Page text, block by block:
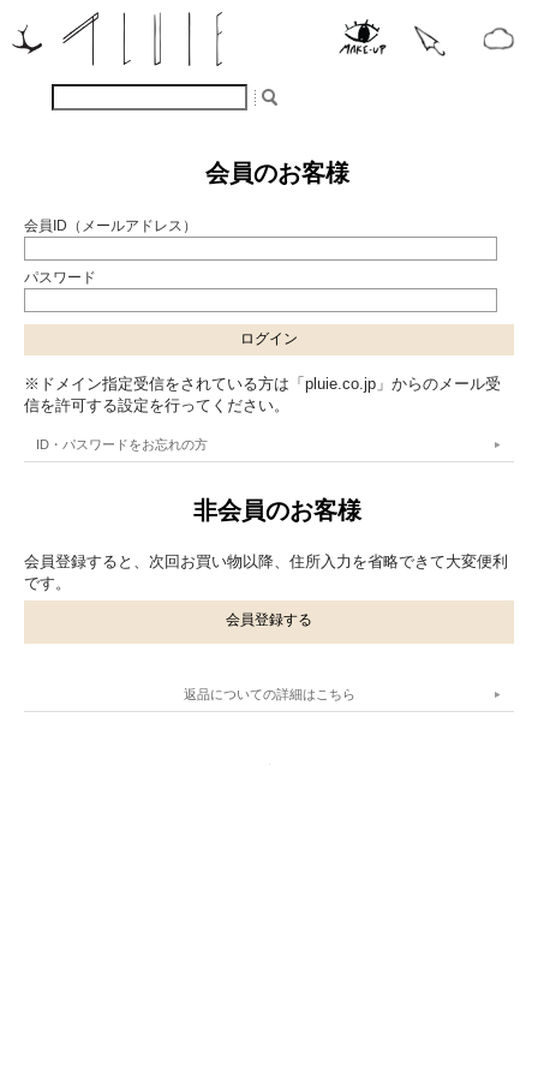
会員のお客様
会員ID（メールアドレス）
パスワード
※ドメイン指定受信をされている方は「pluie.co.jp」からのメール受
信を許可する設定を行ってください。
ID・パスワードをお忘れの方
非会員のお客様
会員登録すると、次回お買い物以降、住所入力を省略できて大変便利
です。
会員登録する
返品についての詳細はこちら